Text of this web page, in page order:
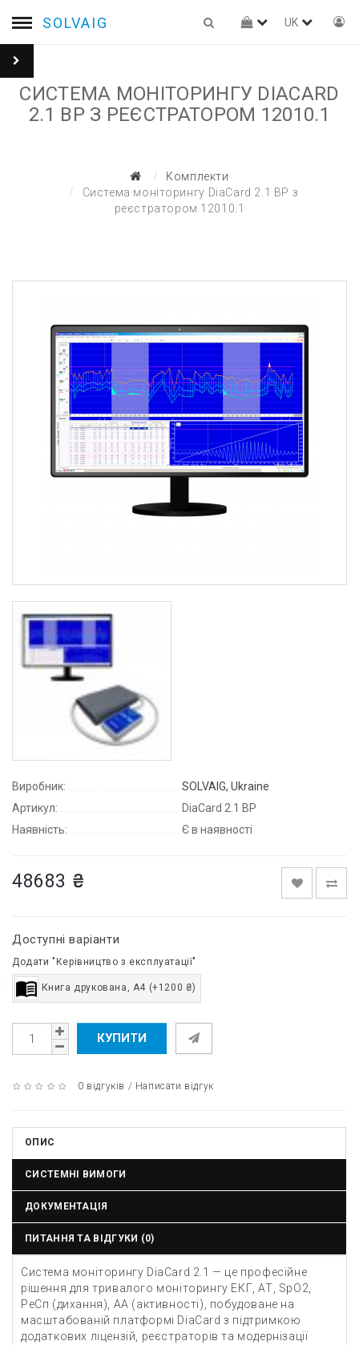
SOLVAIG UK
СИСТЕМА МОНІТОРИНГУ DIACARD
2.1 BP З РЕЄСТРАТОРОМ 12010.1
Комплекти
Система моніторингу DiaCard 2.1 BP з
реєстратором 12010.1
Виробник:
SOLVAIG, Ukraine
Артикул:
DiaCard 2.1 BP
Наявність:
Є в наявності
48683 ₴
Доступні варіанти
Додати "Керівництво з експлуатації"
Книга друкована, A4 (+1200 ₴)
КУПИТИ
0 відгуків / Написати відгук
ОПИС
СИСТЕМНІ ВИМОГИ
ДОКУМЕНТАЦІЯ
ПИТАННЯ ТА ВІДГУКИ (0)
Система моніторингу DiaCard 2.1 — це професійне
рішення для тривалого моніторингу ЕКГ, АТ, SpO2,
РеСп (дихання), АА (активності), побудоване на
масштабованій платформі DiaCard з підтримкою
додаткових ліцензій, реєстраторів та модернізації